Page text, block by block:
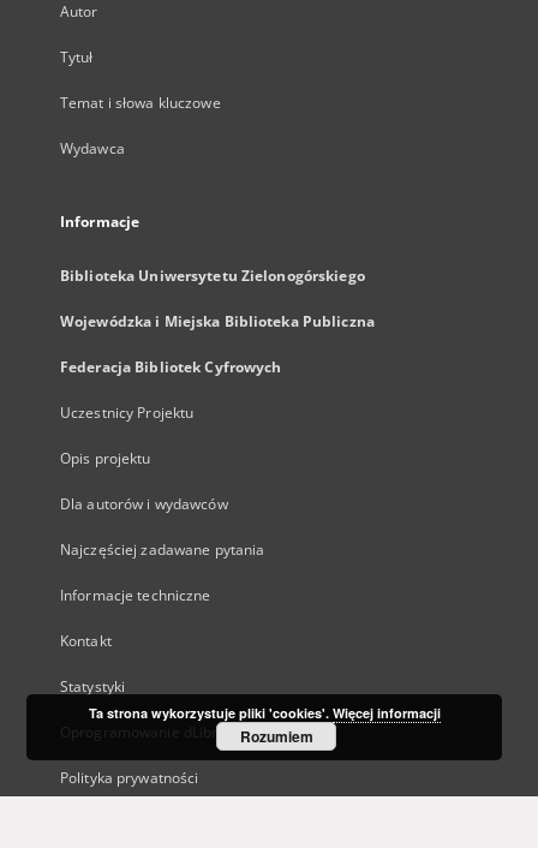
Autor
Tytuł
Temat i słowa kluczowe
Wydawca
Informacje
Biblioteka Uniwersytetu Zielonogórskiego
Wojewódzka i Miejska Biblioteka Publiczna
Federacja Bibliotek Cyfrowych
Uczestnicy Projektu
Opis projektu
Dla autorów i wydawców
Najczęściej zadawane pytania
Informacje techniczne
Kontakt
Statystyki
Oprogramowanie dLibra
Polityka prywatności
Ta strona wykorzystuje pliki 'cookies'. Więcej informacji
Rozumiem